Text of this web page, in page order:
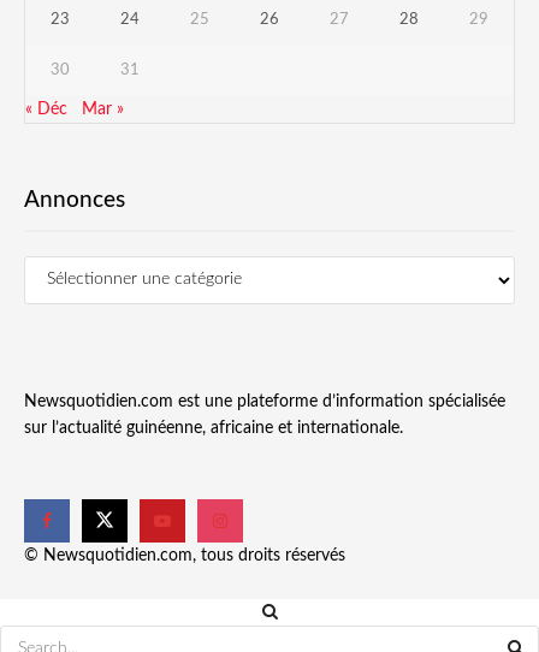
23 24 25 26 27 28 29
30 31
« Déc Mar »
Annonces
Newsquotidien.com est une plateforme d’information spécialisée
sur l’actualité guinéenne, africaine et internationale.
© Newsquotidien.com, tous droits réservés